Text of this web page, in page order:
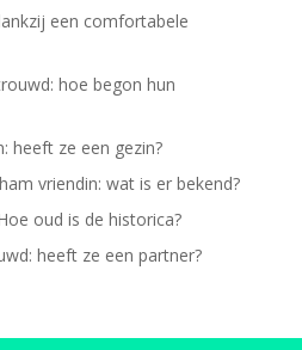
een comfortabele
hoe begon hun
heeft ze een gezin?
vriendin: wat is er bekend?
oud is de historica?
heeft ze een partner?